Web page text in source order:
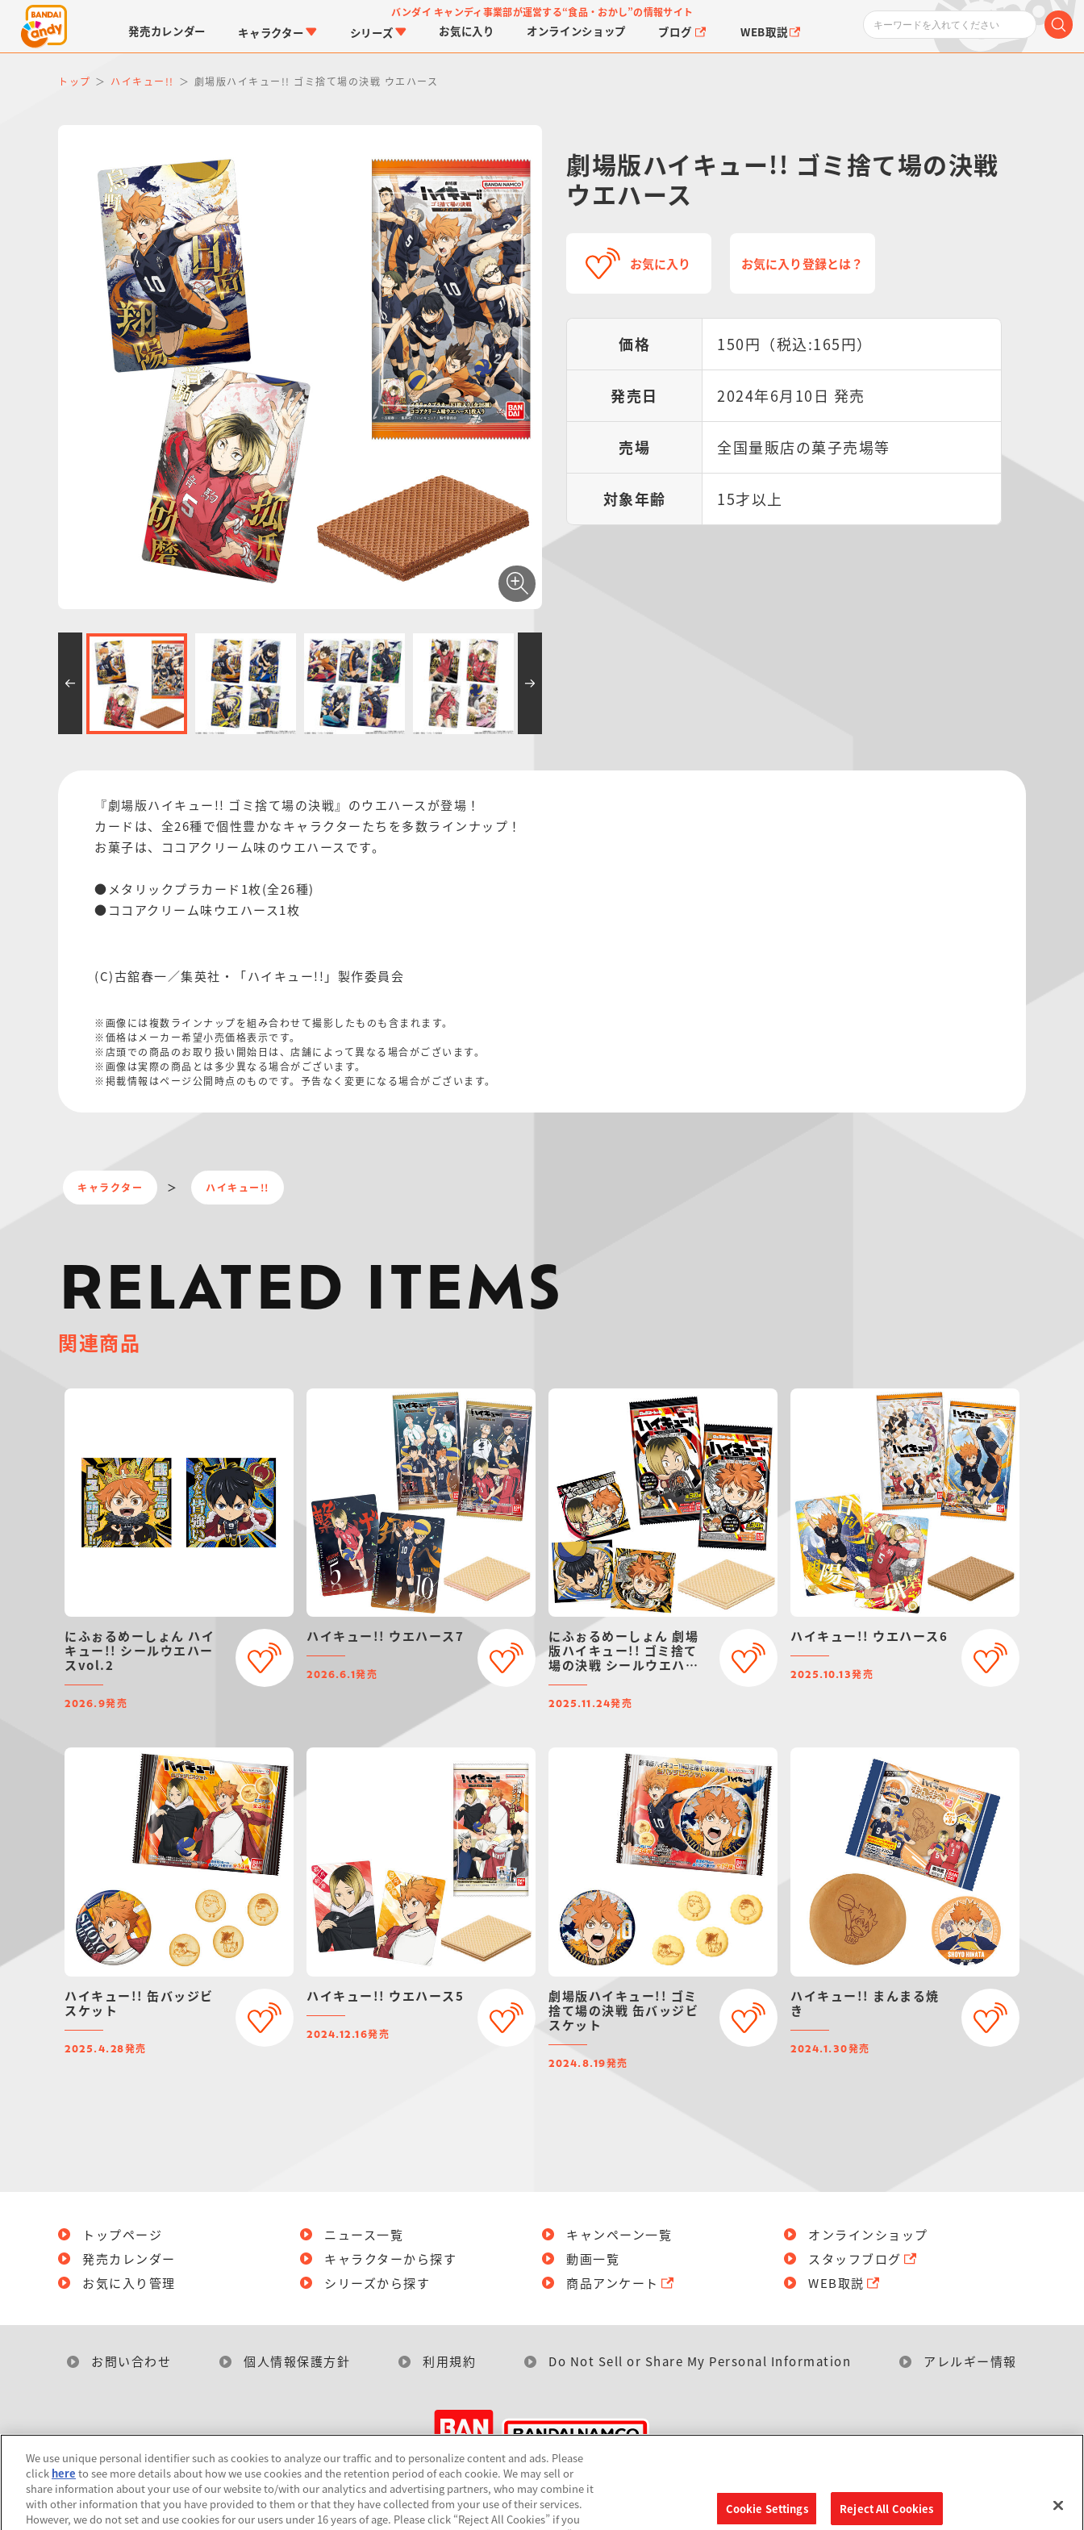
バンダイ キャンディ事業部が運営する“食品・おかし”の情報サイト
発売カレンダー キャラクター
LINK TRAVELERS 仮面ライダーシリーズ
PROJECT R.E.D.・ス
ーパー戦隊シリーズ
シリーズ
チョコボックス キャラパキ つりグミ
お気に入り オンラインショップ ブログ WEB取説
トップ ハイキュー!! 劇場版ハイキュー!! ゴミ捨て場の決戦 ウエハース
劇場版ハイキュー!! ゴミ捨て場の決戦
ウエハース
お気に入り お気に入り登録とは？
価格 150円（税込:165円）
発売日 2024年6月10日 発売
売場 全国量販店の菓子売場等
対象年齢 15才以上
『劇場版ハイキュー!! ゴミ捨て場の決戦』のウエハースが登場！
カードは、全26種で個性豊かなキャラクターたちを多数ラインナップ！
お菓子は、ココアクリーム味のウエハースです。
●メタリックプラカード1枚(全26種)
●ココアクリーム味ウエハース1枚
(C)古舘春一／集英社・「ハイキュー!!」製作委員会
※画像には複数ラインナップを組み合わせて撮影したものも含まれます。
※価格はメーカー希望小売価格表示です。
※店頭での商品のお取り扱い開始日は、店舗によって異なる場合がございます。
※画像は実際の商品とは多少異なる場合がございます。
※掲載情報はページ公開時点のものです。予告なく変更になる場合がございます。
キャラクター ハイキュー!!
RELATED ITEMS
関連商品
にふぉるめーしょん ハイ
キュー!! シールウエハー
スvol.2
2026.9発売
ハイキュー!! ウエハース7
2026.6.1発売
にふぉるめーしょん 劇場
版ハイキュー!! ゴミ捨て
場の決戦 シールウエハー
2025.11.24発売
ハイキュー!! ウエハース6
2025.10.13発売
ハイキュー!! 缶バッジビ
スケット
2025.4.28発売
ハイキュー!! ウエハース5
2024.12.16発売
劇場版ハイキュー!! ゴミ
捨て場の決戦 缶バッジビ
スケット
2024.8.19発売
ハイキュー!! まんまる焼
き
2024.1.30発売
トップページ
発売カレンダー
お気に入り管理
ニュース一覧
キャラクターから探す
シリーズから探す
キャンペーン一覧
動画一覧
商品アンケート
オンラインショップ
スタッフブログ
WEB取説
お問い合わせ 個人情報保護方針 利用規約 Do Not Sell or Share My Personal Information アレルギー情報
©BANDAI
We use unique personal identifier such as cookies to analyze our traffic and to personalize content and ads. Please
click here to see more details about how we use cookies and the retention period of each cookie. We may sell or
share information about your use of our website to/with our analytics and advertising partners, who may combine it
with other information that you have provided to them or that they have collected from your use of their services.
However, we do not set and use cookies for our users under 16 years of age. Please click “Reject All Cookies” if you
Cookie Settings Reject All Cookies